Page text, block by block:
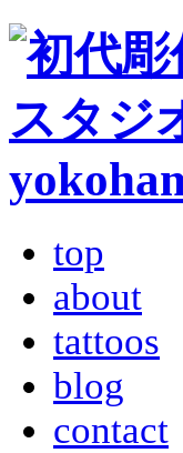
top
about
tattoos
blog
contact